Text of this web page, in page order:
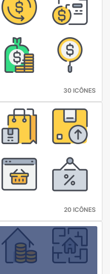
30 ICÔNES
20 ICÔNES